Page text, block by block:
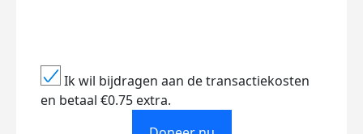
Ik wil bijdragen aan de transactiekosten
en betaal €0.75 extra.